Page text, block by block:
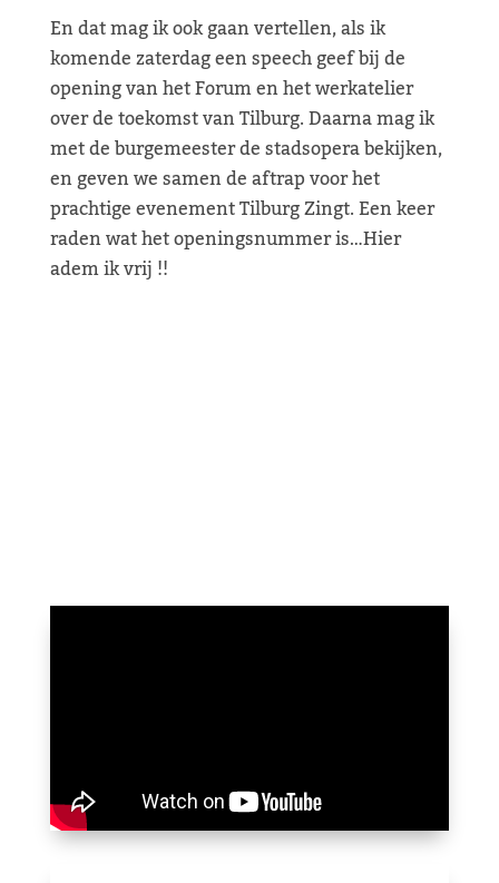
En dat mag ik ook gaan vertellen, als ik
komende zaterdag een speech geef bij de
opening van het Forum en het werkatelier
over de toekomst van Tilburg. Daarna mag ik
met de burgemeester de stadsopera bekijken,
en geven we samen de aftrap voor het
prachtige evenement Tilburg Zingt. Een keer
raden wat het openingsnummer is…Hier
adem ik vrij !!